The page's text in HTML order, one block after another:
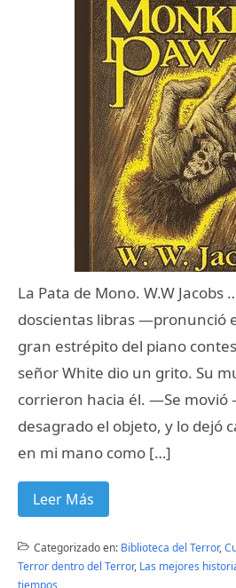
La Pata de Mono. W.W
doscientas libras —pronunció
gran estrépito del piano
señor White dio un grito. Su
corrieron hacia él. —Se
desagrado el objeto, y lo dejó
en mi mano como […]
Leer Más
Categorizado en: Biblioteca del Terror,
Terror dentro del Terror, Las mejores
tiempos